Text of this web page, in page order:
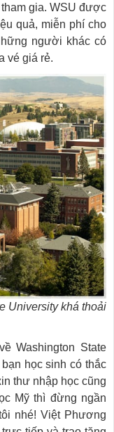
gia. WSU được
quả, miễn phí cho
người khác có
vé giá rẻ.
University khá thoải
Washington State
học sinh có thắc
thư nhập học cũng
Mỹ thì đừng ngần
nhé! Việt Phương